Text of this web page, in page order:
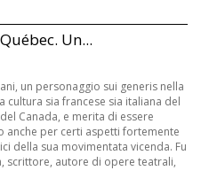
Un...
un personaggio sui generis nella
cultura sia francese sia italiana del
Canada, e merita di essere
anche per certi aspetti fortemente
della sua movimentata vicenda. Fu
scrittore, autore di opere teatrali,